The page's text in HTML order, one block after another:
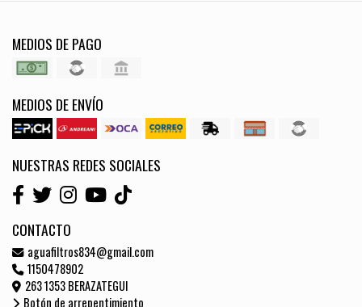
MEDIOS DE PAGO
MEDIOS DE ENVÍO
NUESTRAS REDES SOCIALES
CONTACTO
aguafiltros834@gmail.com
1150478902
263 1353 BERAZATEGUI
Botón de arrepentimiento